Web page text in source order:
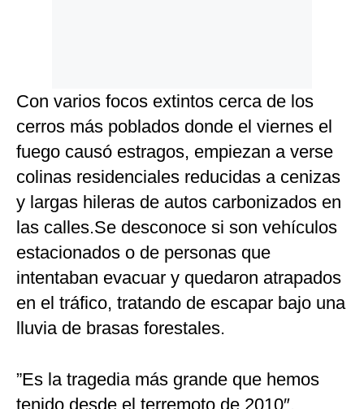
Con varios focos extintos cerca de los
cerros más poblados donde el viernes el
fuego causó estragos, empiezan a verse
colinas residenciales reducidas a cenizas
y largas hileras de autos carbonizados en
las calles.Se desconoce si son vehículos
estacionados o de personas que
intentaban evacuar y quedaron atrapados
en el tráfico, tratando de escapar bajo una
lluvia de brasas forestales.
”Es la tragedia más grande que hemos
tenido desde el terremoto de 2010″,